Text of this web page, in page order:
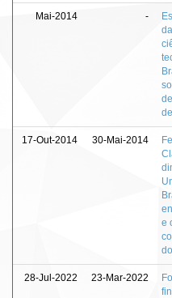
Mai-2014 -
17-Out-2014 30-Mai-2014
e
28-Jul-2022 23-Mar-2022